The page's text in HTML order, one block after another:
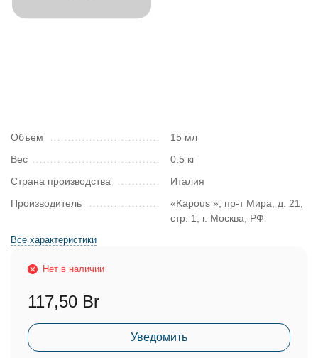
Объем
15 мл
Вес
0.5 кг
Страна производства
Италия
Производитель
«Kapous », пр-т Мира, д. 21,
стр. 1, г. Москва, РФ
Все характеристики
Нет в наличии
117,50 Br
Уведомить